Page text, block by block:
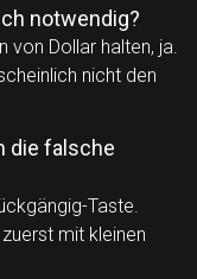
notwendig?
von Dollar halten, ja.
nicht den
die falsche
Taste.
mit kleinen